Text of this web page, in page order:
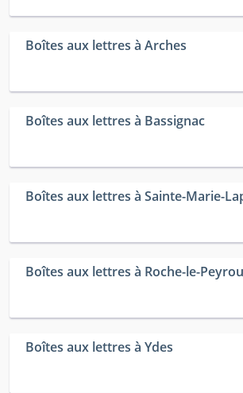
Boîtes aux lettres à Arches
Boîtes aux lettres à Bassignac
Boîtes aux lettres à Sainte-Marie-
Boîtes aux lettres à Roche-le-
Boîtes aux lettres à Ydes